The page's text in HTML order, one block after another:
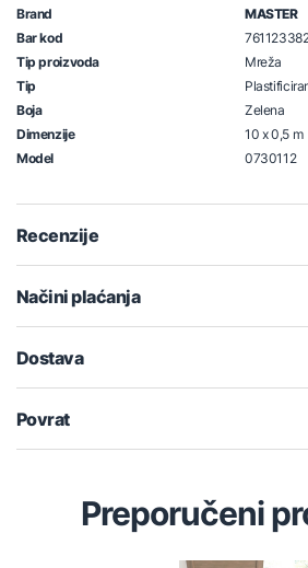
Brand
MASTER
Bar kod
Tip proizvoda
Mreža
Tip
Boja
Zelena
Dimenzije
10 x 0,5 m
Model
0730112
Recenzije
Načini plaćanja
Dostava
Povrat
Preporučeni